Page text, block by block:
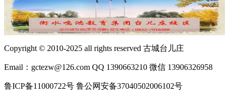
Copyright © 2010-2025 all rights reserved 古城台儿庄
Email：gctezw@126.com QQ 1390663210 微信 13906326958
鲁ICP备11000722号 鲁公网安备37040502006102号